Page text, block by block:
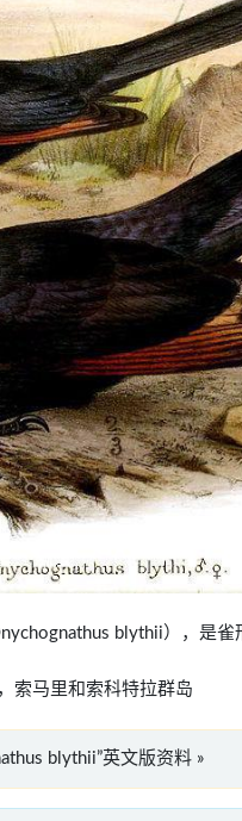
blythii），是雀
索马里和索科特拉群岛
blythii”英文版资料 »